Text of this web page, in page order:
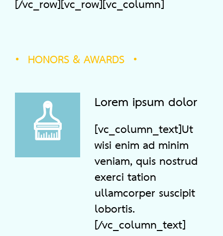
[/vc_row][vc_row][vc_column]
HONORS & AWARDS
Lorem ipsum dolor
[vc_column_text]Ut
wisi enim ad minim
veniam, quis nostrud
exerci tation
ullamcorper suscipit
lobortis.
[/vc_column_text]